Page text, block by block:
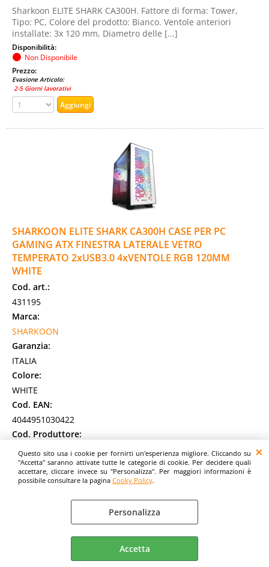
Questo sito usa i cookie per fornirti un'esperienza migliore. Cliccando su
"Accetta" saranno attivate tutte le categorie di cookie. Per decidere quali
accettare, cliccare invece su "Personalizza". Per maggiori informazioni è
possibile consultare la pagina Cooky Policy.
Personalizza
Accetta
Sharkoon ELITE SHARK CA300H. Fattore di forma: Tower,
Tipo: PC, Colore del prodotto: Bianco. Ventole anteriori
installate: 3x 120 mm, Diametro delle [...]
Disponibilità:
Non Disponibile
Prezzo:
Evasione Articolo:
2-5 Giorni lavorativi
SHARKOON ELITE SHARK CA300H CASE PER PC
GAMING ATX FINESTRA LATERALE VETRO
TEMPERATO 2xUSB3.0 4xVENTOLE RGB 120MM
WHITE
Cod. art.:
431195
Marca:
SHARKOON
Garanzia:
ITALIA
Colore:
WHITE
Cod. EAN:
4044951030422
Cod. Produttore:
ELITE SHARK CA300H WHITE
Sharkoon ELITE SHARK CA300H. Fattore di forma: Tower,
Tipo: PC, Colore del prodotto: Bianco. Ventole anteriori
installate: 3x 120 mm, Diametro delle [...]